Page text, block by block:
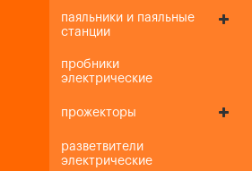
паяльники и паяльные
станции
пробники
электрические
прожекторы
разветвители
электрические